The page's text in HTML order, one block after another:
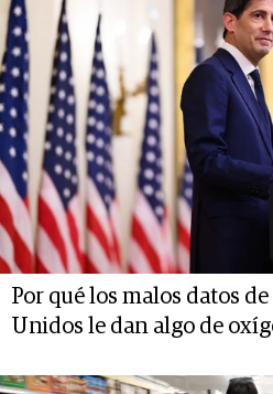
Por qué los malos datos
Unidos le dan algo de